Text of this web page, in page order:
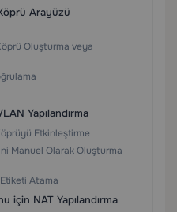
Arayüzü
Oluşturma veya
Yapılandırma
Etkinleştirme
Manuel Olarak Oluşturma
Atama
için NAT Yapılandırma